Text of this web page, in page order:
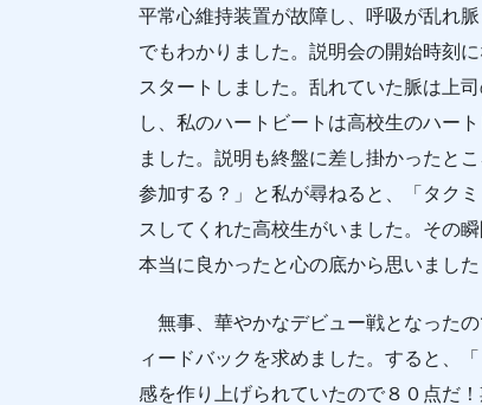
平常心維持装置が故障し、呼吸が乱れ
でもわかりました。説明会の開始時刻
スタートしました。乱れていた脈は上
し、私のハートビートは高校生のハー
ました。説明も終盤に差し掛かったと
参加する？」と私が尋ねると、「タク
スしてくれた高校生がいました。その
本当に良かったと心の底から思いました
無事、華やかなデビュー戦となった
ィードバックを求めました。すると、
感を作り上げられていたので８０点だ